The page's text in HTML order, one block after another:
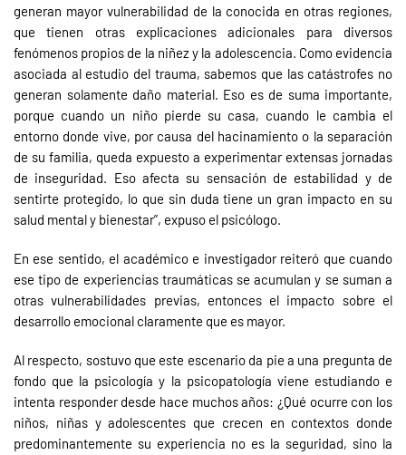
generan mayor vulnerabilidad de la conocida en otras regiones,
que tienen otras explicaciones adicionales para diversos
fenómenos propios de la niñez y la adolescencia. Como evidencia
asociada al estudio del trauma, sabemos que las catástrofes no
generan solamente daño material. Eso es de suma importante,
porque cuando un niño pierde su casa, cuando le cambia el
entorno donde vive, por causa del hacinamiento o la separación
de su familia, queda expuesto a experimentar extensas jornadas
de inseguridad. Eso afecta su sensación de estabilidad y de
sentirte protegido, lo que sin duda tiene un gran impacto en su
salud mental y bienestar”, expuso el psicólogo.
En ese sentido, el académico e investigador reiteró que cuando
ese tipo de experiencias traumáticas se acumulan y se suman a
otras vulnerabilidades previas, entonces el impacto sobre el
desarrollo emocional claramente que es mayor.
Al respecto, sostuvo que este escenario da pie a una pregunta de
fondo que la psicología y la psicopatología viene estudiando e
intenta responder desde hace muchos años: ¿Qué ocurre con los
niños, niñas y adolescentes que crecen en contextos donde
predominantemente su experiencia no es la seguridad, sino la